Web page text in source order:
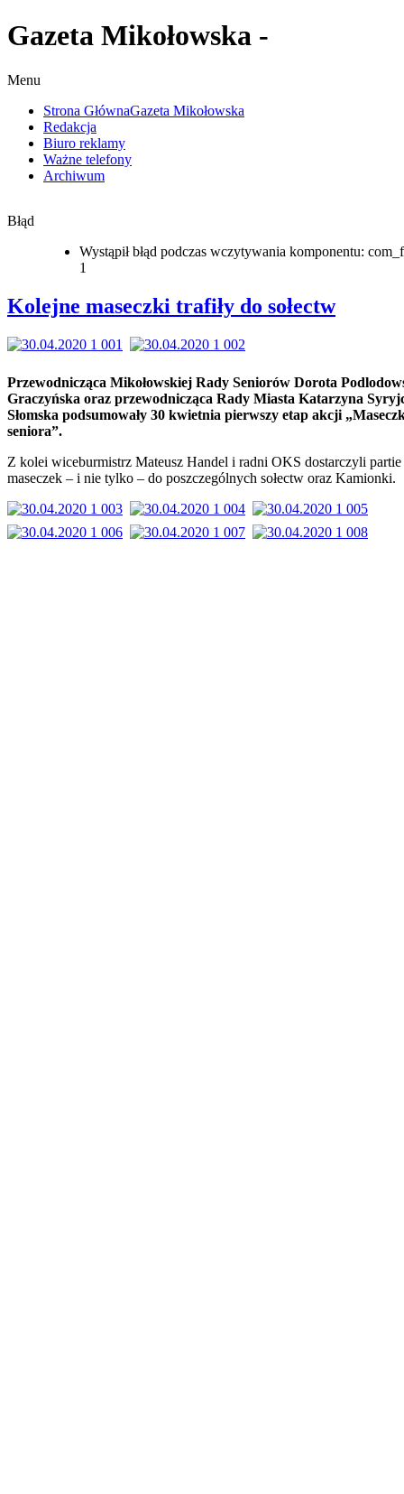
Gazeta Mikołowska -
Menu
Strona GłównaGazeta Mikołowska
Redakcja
Biuro reklamy
Ważne telefony
Archiwum
Błąd
Wystąpił błąd podczas wczytywania komponentu:
1
Kolejne maseczki trafiły do sołectw
Przewodnicząca Mikołowskiej Rady Seniorów Dorota
Graczyńska oraz przewodnicząca Rady Miasta Katarzyna
Słomska podsumowały 30 kwietnia pierwszy etap akcji
seniora”.
Z kolei wiceburmistrz Mateusz Handel i radni OKS dostarczyli partie
maseczek – i nie tylko – do poszczególnych sołectw oraz Kamionki.